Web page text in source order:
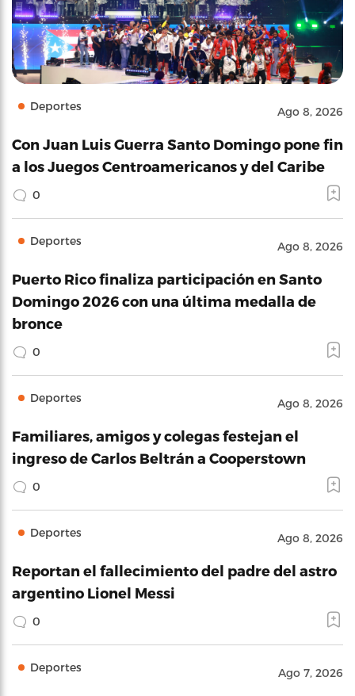
Deportes Ago 8, 2026
Con Juan Luis Guerra Santo Domingo pone fin
a los Juegos Centroamericanos y del Caribe
0
Deportes Ago 8, 2026
Puerto Rico finaliza participación en Santo
Domingo 2026 con una última medalla de
bronce
0
Deportes Ago 8, 2026
Familiares, amigos y colegas festejan el
ingreso de Carlos Beltrán a Cooperstown
0
Deportes Ago 8, 2026
Reportan el fallecimiento del padre del astro
argentino Lionel Messi
0
Deportes Ago 7, 2026